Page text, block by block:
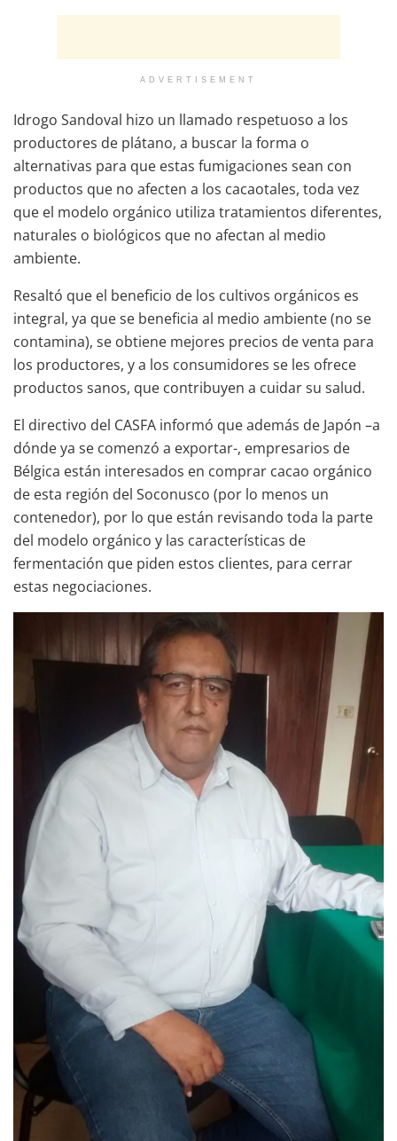
ADVERTISEMENT
Idrogo Sandoval hizo un llamado respetuoso a los
productores de plátano, a buscar la forma o
alternativas para que estas fumigaciones sean con
productos que no afecten a los cacaotales, toda vez
que el modelo orgánico utiliza tratamientos diferentes,
naturales o biológicos que no afectan al medio
ambiente.
Resaltó que el beneficio de los cultivos orgánicos es
integral, ya que se beneficia al medio ambiente (no se
contamina), se obtiene mejores precios de venta para
los productores, y a los consumidores se les ofrece
productos sanos, que contribuyen a cuidar su salud.
El directivo del CASFA informó que además de Japón –a
dónde ya se comenzó a exportar-, empresarios de
Bélgica están interesados en comprar cacao orgánico
de esta región del Soconusco (por lo menos un
contenedor), por lo que están revisando toda la parte
del modelo orgánico y las características de
fermentación que piden estos clientes, para cerrar
estas negociaciones.